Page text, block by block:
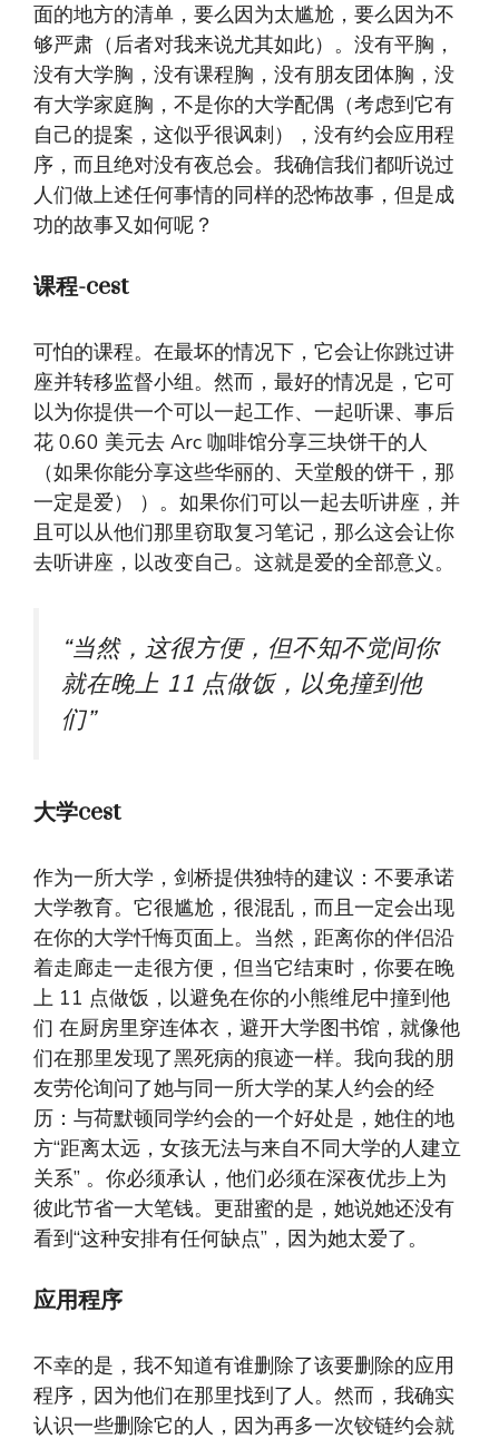
面的地方的清单，要么因为太尴尬，要么因为不
够严肃（后者对我来说尤其如此）。没有平胸，
没有大学胸，没有课程胸，没有朋友团体胸，没
有大学家庭胸，不是你的大学配偶（考虑到它有
自己的提案，这似乎很讽刺），没有约会应用程
序，而且绝对没有夜总会。我确信我们都听说过
人们做上述任何事情的同样的恐怖故事，但是成
功的故事又如何呢？
课程-cest
可怕的课程。在最坏的情况下，它会让你跳过讲
座并转移监督小组。然而，最好的情况是，它可
以为你提供一个可以一起工作、一起听课、事后
花 0.60 美元去 Arc 咖啡馆分享三块饼干的人
（如果你能分享这些华丽的、天堂般的饼干，那
一定是爱） ）。如果你们可以一起去听讲座，并
且可以从他们那里窃取复习笔记，那么这会让你
去听讲座，以改变自己。这就是爱的全部意义。
“当然，这很方便，但不知不觉间你
就在晚上 11 点做饭，以免撞到他
们”
大学cest
作为一所大学，剑桥提供独特的建议：不要承诺
大学教育。它很尴尬，很混乱，而且一定会出现
在你的大学忏悔页面上。当然，距离你的伴侣沿
着走廊走一走很方便，但当它结束时，你要在晚
上 11 点做饭，以避免在你的小熊维尼中撞到他
们 在厨房里穿连体衣，避开大学图书馆，就像他
们在那里发现了黑死病的痕迹一样。我向我的朋
友劳伦询问了她与同一所大学的某人约会的经
历：与荷默顿同学约会的一个好处是，她住的地
方“距离太远，女孩无法与来自不同大学的人建立
关系” 。你必须承认，他们必须在深夜优步上为
彼此节省一大笔钱。更甜蜜的是，她说她还没有
看到“这种安排有任何缺点”，因为她太爱了。
应用程序
不幸的是，我不知道有谁删除了该要删除的应用
程序，因为他们在那里找到了人。然而，我确实
认识一些删除它的人，因为再多一次铰链约会就